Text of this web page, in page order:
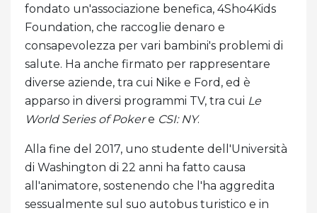
fondato un'associazione benefica, 4Sho4Kids
Foundation, che raccoglie denaro e
consapevolezza per vari bambini's problemi di
salute. Ha anche firmato per rappresentare
diverse aziende, tra cui Nike e Ford, ed è
apparso in diversi programmi TV, tra cui Le
World Series of Pokere CSI: NY.
Alla fine del 2017, uno studente dell'Università
di Washington di 22 anni ha fatto causa
all'animatore, sostenendo che l'ha aggredita
sessualmente sul suo autobus turistico e in